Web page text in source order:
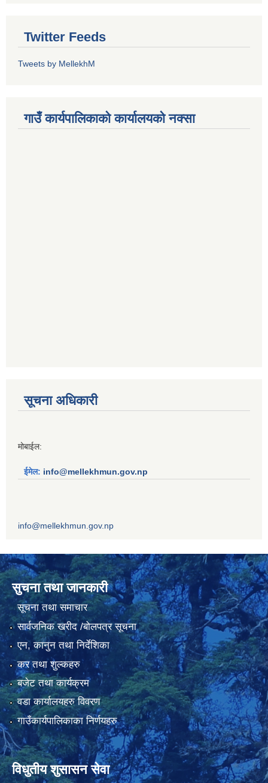
Twitter Feeds
Tweets by MellekhM
गाउँ कार्यपालिकाको कार्यालयको नक्सा
सूचना अधिकारी
मोबाईल:
ईमेल: info@mellekhmun.gov.np
info@mellekhmun.gov.np
सुचना तथा जानकारी
सूचना तथा समाचार
सार्वजनिक खरीद /बोलपत्र सूचना
एन, कानुन तथा निर्देशिका
कर तथा शुल्कहरु
बजेट तथा कार्यक्रम
वडा कार्यालयहरु विवरण
गाउँकार्यपालिकाका निर्णयहरु
विधुतीय शुसासन सेवा